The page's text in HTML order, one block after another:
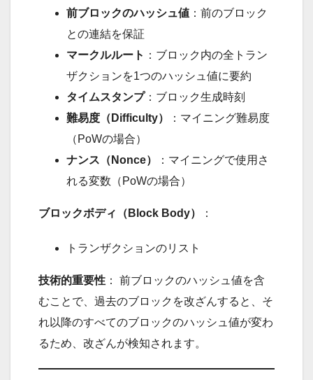
前ブロックのハッシュ値 ：前のブロック
との連結を保証
マークルルート ：ブロック内の全トラン
ザクションを1つのハッシュ値に要約
タイムスタンプ：ブロック生成時刻
難易度（Difficulty）
：マイニング難易度
（PoWの場合）
ナンス（Nonce）
：マイニングで使用さ
れる変数（PoWの場合）
ブロックボディ（Block Body） ：
トランザクションのリスト
技術的重要性 ： 前ブロックのハッシュ値を含
むことで、過去のブロックを改ざんすると、そ
れ以降のすべてのブロックのハッシュ値が変わ
るため、改ざんが検知されます。